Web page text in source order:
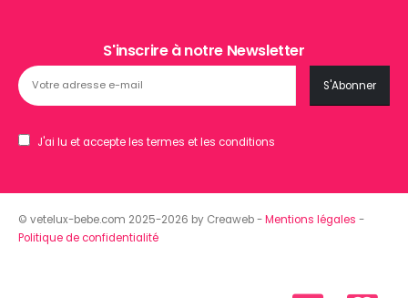
S'inscrire à notre Newsletter
J'ai lu et accepte les termes et les conditions
© vetelux-bebe.com 2025-2026 by Creaweb -Mentions légales -
Politique de confidentialité